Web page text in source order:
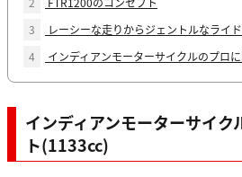
3
レーシーな走りからジェントルなライ
4
インディアンモーターサイクルのプロ
インディアンモーターサイ
ト(1133cc)